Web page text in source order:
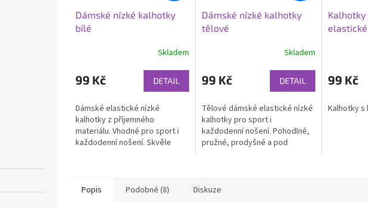
Dámské nízké kalhotky
bílé
Skladem
99 Kč DETAIL
Dámské elastické nízké
kalhotky z příjemného
materiálu. Vhodné pro sport i
každodenní nošení. Skvěle
Dámské nízké kalhotky
tělové
Skladem
99 Kč DETAIL
Tělové dámské elastické nízké
kalhotky pro sport i
každodenní nošení. Pohodlné,
pružné, prodyšné a pod
elastické
99 Kč
Kalhotky s
Popis Podobné (8) Diskuze